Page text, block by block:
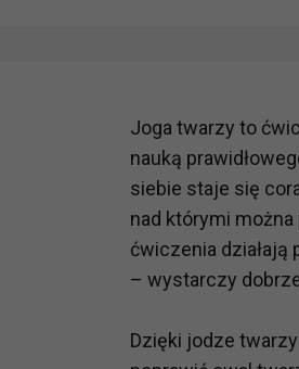
Joga twarzy to
nauką
siebie staje się
nad którymi można
ćwiczenia
– wystarczy
Dzięki jodze